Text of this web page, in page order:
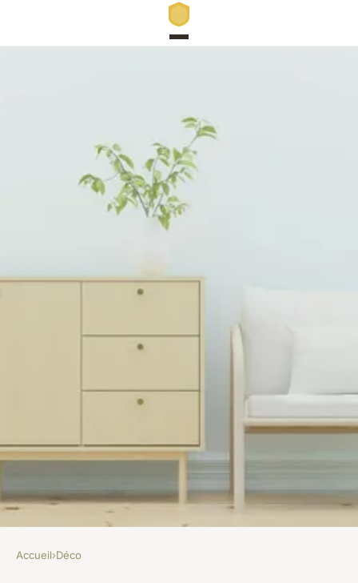
Accueil›Déco